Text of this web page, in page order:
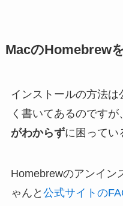
MacのHomebrew
インストールの方法は
く書いてあるのですが、
がわからずに困ってい
Homebrewのアンイン
ゃんと 公式サイトの